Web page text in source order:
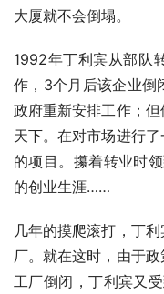
大厦就不会倒塌。
1992年丁利宾从部队
作，3个月后该企业倒
政府重新安排工作；
天下。在对市场进行
的项目。攥着转业时
的创业生涯……
几年的摸爬滚打，丁
厂。就在这时，由于
工厂倒闭，丁利宾又